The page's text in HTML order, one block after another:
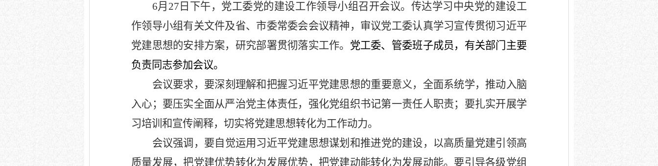
6月27日下午，党工委党的建设工作领导小组召开会议。传达学习中央党的建设工
作领导小组有关文件及省、市委常委会会议精神，审议党工委认真学习宣传贯彻习近平
党建思想的安排方案，研究部署贯彻落实工作。 党工委、管委班子成员，有关部门主要
负责同志参加会议。
会议要求，要深刻理解和把握习近平党建思想的重要意义，全面系统学，推动入脑
入心；要压实全面从严治党主体责任，强化党组织书记第一责任人职责；要扎实开展学
习培训和宣传阐释，切实将党建思想转化为工作动力。
会议强调，要自觉运用习近平党建思想谋划和推进党的建设，以高质量党建引领高
质量发展，把党建优势转化为发展优势，把党建动能转化为发展动能。要引导各级党组